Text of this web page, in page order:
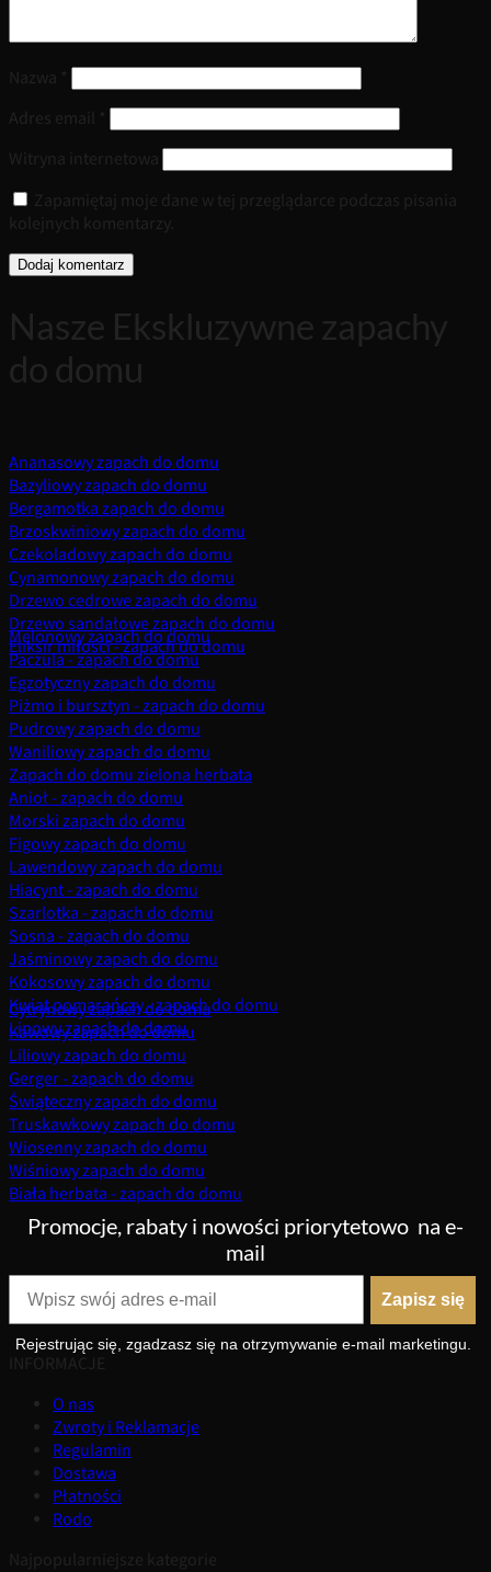
Nazwa
Adres email
Witryna internetowa
Zapamiętaj moje dane w tej przeglądarce podczas pisania
kolejnych komentarzy.
Nasze Ekskluzywne zapachy
do domu
Ananasowy zapach do domu
Bazyliowy zapach do domu
Bergamotka zapach do domu
Brzoskwiniowy zapach do domu
Czekoladowy zapach do domu
Cynamonowy zapach do domu
Drzewo cedrowe zapach do domu
Drzewo sandałowe zapach do domu
Eliksir miłości - zapach do domu
Melonowy zapach do domu
Paczula - zapach do domu
Egzotyczny zapach do domu
Piżmo i bursztyn - zapach do domu
Pudrowy zapach do domu
Waniliowy zapach do domu
Zapach do domu zielona herbata
Anioł - zapach do domu
Morski zapach do domu
Figowy zapach do domu
Lawendowy zapach do domu
Hiacynt - zapach do domu
Szarlotka - zapach do domu
Sosna - zapach do domu
Jaśminowy zapach do domu
Kokosowy zapach do domu
Kwiat pomarańczy - zapach do domu
Lipowy zapach do domu
Cytrynowy zapach do domu
Kawowy zapach do domu
Liliowy zapach do domu
Gerger - zapach do domu
Świąteczny zapach do domu
Truskawkowy zapach do domu
Wiosenny zapach do domu
Wiśniowy zapach do domu
Biała herbata - zapach do domu
Promocje, rabaty i nowości priorytetowo na e-
mail
Zapisz się
Rejestrując się, zgadzasz się na otrzymywanie e-mail marketingu.
INFORMACJE
O nas
Zwroty i Reklamacje
Regulamin
Dostawa
Płatności
Rodo
Najpopularniejsze kategorie